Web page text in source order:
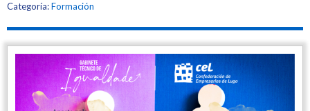
Categoría:Formación
Etiquetas:
Formación
Emprego